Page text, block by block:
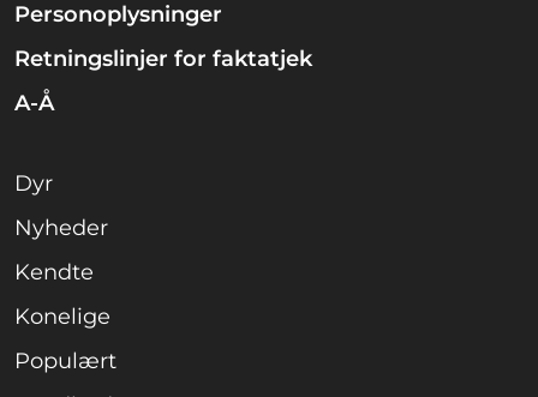
Personoplysninger
Retningslinjer for faktatjek
A-Å
Dyr
Nyheder
Kendte
Konelige
Populært